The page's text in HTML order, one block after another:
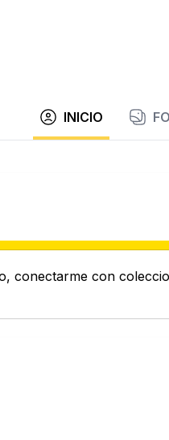
INICIO
conectarme con